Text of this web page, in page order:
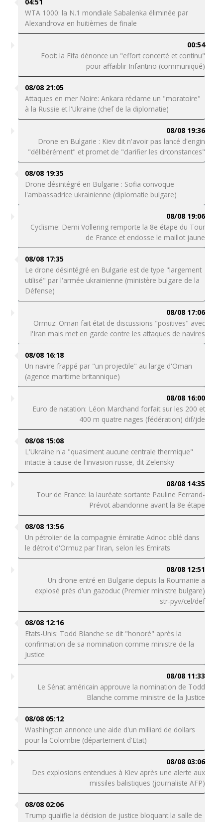
WTA 1000: la N.1 mondiale Sabalenka éliminée par
Alexandrova en huitièmes de finale
00:54
Foot: la Fifa dénonce un "effort concerté et continu"
pour affaiblir Infantino (communiqué)
08/08 21:05
Attaques en mer Noire: Ankara réclame un "moratoire"
à la Russie et l'Ukraine (chef de la diplomatie)
08/08 19:36
Drone en Bulgarie : Kiev dit n'avoir pas lancé d'engin
"délibérément" et promet de "clarifier les circonstances"
08/08 19:35
Drone désintégré en Bulgarie : Sofia convoque
l'ambassadrice ukrainienne (diplomatie bulgare)
08/08 19:06
Cyclisme: Demi Vollering remporte la 8e étape du Tour
de France et endosse le maillot jaune
08/08 17:35
Le drone désintégré en Bulgarie est de type "largement
utilisé" par l'armée ukrainienne (ministère bulgare de la
Défense)
08/08 17:06
Ormuz: Oman fait état de discussions "positives" avec
l'Iran mais met en garde contre les attaques de navires
08/08 16:18
Un navire frappé par "un projectile" au large d'Oman
(agence maritime britannique)
08/08 16:00
Euro de natation: Léon Marchand forfait sur les 200 et
400 m quatre nages (fédération) dif/jde
08/08 15:08
L'Ukraine n'a "quasiment aucune centrale thermique"
intacte à cause de l'invasion russe, dit Zelensky
08/08 14:35
Tour de France: la lauréate sortante Pauline Ferrand-
Prévot abandonne avant la 8e étape
08/08 13:56
Un pétrolier de la compagnie émiratie Adnoc ciblé dans
le détroit d'Ormuz par l'Iran, selon les Emirats
08/08 12:51
Un drone entré en Bulgarie depuis la Roumanie a
explosé près d'un gazoduc (Premier ministre bulgare)
str-pyv/cel/def
08/08 12:16
Etats-Unis: Todd Blanche se dit "honoré" après la
confirmation de sa nomination comme ministre de la
Justice
08/08 11:33
Le Sénat américain approuve la nomination de Todd
Blanche comme ministre de la Justice
08/08 05:12
Washington annonce une aide d'un milliard de dollars
pour la Colombie (département d'Etat)
08/08 03:06
Des explosions entendues à Kiev après une alerte aux
missiles balistiques (journaliste AFP)
08/08 02:06
Trump qualifie la décision de justice bloquant la salle de